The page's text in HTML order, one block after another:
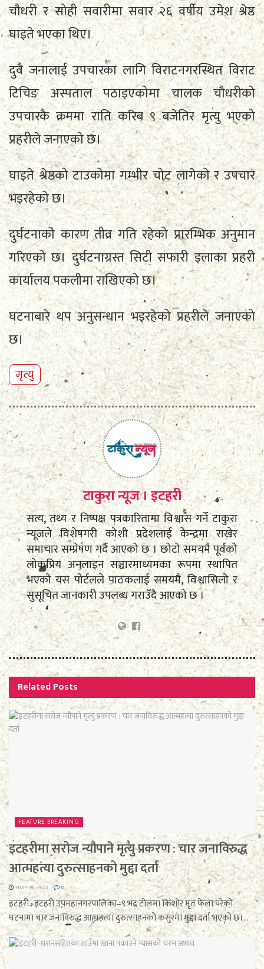
चौधरी र सोही सवारीमा सवार २६ वर्षीय उमेश श्रेष्ठ
घाइते भएका थिए।
दुवै जनालाई उपचारका लागि विराटनगरस्थित विराट
टिचिङ अस्पताल पठाइएकोमा चालक चौधरीको
उपचारकै क्रममा राति करिब ९ बजेतिर मृत्यु भएको
प्रहरीले जनाएको छ।
घाइते श्रेष्ठको टाउकोमा गम्भीर चोट लागेको र उपचार
भइरहेको छ।
दुर्घटनाको कारण तीव्र गति रहेको प्रारम्भिक अनुमान
गरिएको छ। दुर्घटनाग्रस्त सिटी सफारी इलाका प्रहरी
कार्यालय पकलीमा राखिएको छ।
घटनाबारे थप अनुसन्धान भइरहेको प्रहरीले जनाएको
छ।
मृत्यु
टाकुरा न्यूज । इटहरी
सत्य, तथ्य र निष्पक्ष पत्रकारितामा विश्वास गर्ने टाकुरा
न्यूजले विशेषगरी कोशी प्रदेशलाई केन्द्रमा राखेर
समाचार सम्प्रेषण गर्दै आएको छ । छोटो समयमै पूर्वको
लोकप्रिय अनलाइन सञ्चारमाध्यमका रूपमा स्थापित
भएको यस पोर्टलले पाठकलाई समयमै, विश्वासिलो र
सुसूचित जानकारी उपलब्ध गराउँदै आएको छ ।
RelatedPosts
FEATURE BREAKING
इटहरीमा सरोज न्यौपाने मृत्यु प्रकरण : चार जनाविरुद्ध
आत्महत्या दुरुत्साहनको मुद्दा दर्ता
साउन २१, २०८३ 0
इटहरी : इटहरी उपमहानगरपालिका–९ भद्र टोलमा किशोर मृत फेला परेको
घटनामा चार जनाविरुद्ध आत्महत्या दुरुत्साहनको कसुरमा मुद्दा दर्ता भएको छ।...